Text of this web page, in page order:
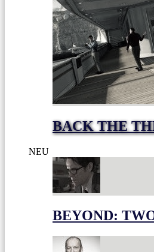
BACK THE
NEU
BEYOND: